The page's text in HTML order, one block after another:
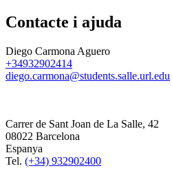
Contacte i ajuda
Diego Carmona Aguero
+34932902414
diego.carmona@students.salle.url.edu
Carrer de Sant Joan de La Salle, 42
08022 Barcelona
Espanya
Tel. (+34) 932902400